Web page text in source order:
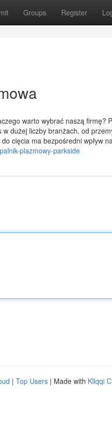
Groups Register
warto wybrać naszą firmę?
dużej liczby branżach, od
cięcia ma bezpośredni wpływ
plazmowy-parkside
| Top Users | Made with Kliqqi